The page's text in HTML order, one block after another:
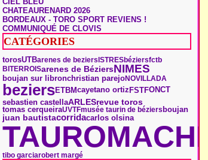
CHATEAURENARD 2026
BORDEAUX - TORO SPORT REVIENS !
COMMUNIQUÉ DE CLOVIS
CATÉGORIES
torosUTBarenes de beziersISTRESbéziersfctb
BITERROISarenes de BéziersNIMES
boujan sur libronchristian parejoNOVILLADA
beziersETBMcayetano ortizFSTFONCT
sebastien castellaARLESrevue toros
tomas cerqueiraUVTFmusée taurin de béziers boujan
juan bautistacorridacarlos olsina
TAUROMACHIE
tibo garciarobert margé